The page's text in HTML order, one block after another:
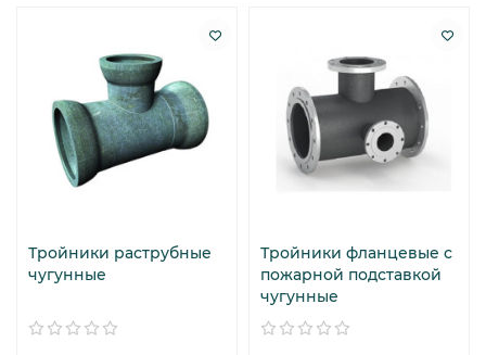
Тройники раструбные
чугунные
Тройники фланцевые с
пожарной подставкой
чугунные